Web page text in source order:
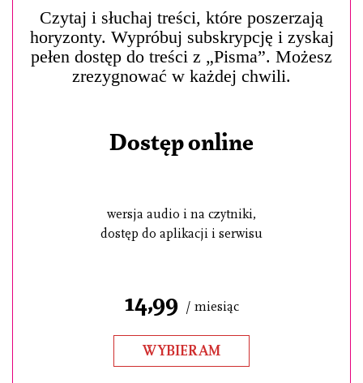
Czytaj i słuchaj treści, które poszerzają
horyzonty. Wypróbuj subskrypcję i zyskaj
pełen dostęp do treści z „Pisma”. Możesz
zrezygnować w każdej chwili.
Dostęp online
wersja audio i na czytniki,
dostęp do aplikacji i serwisu
14,99 / miesiąc
WYBIERAM